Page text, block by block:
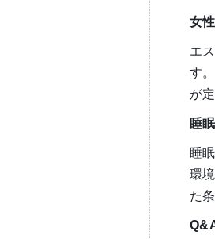
女
エ
す
が
睡
睡
環
た